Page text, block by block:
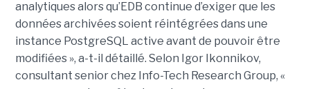
analytiques alors qu’EDB continue d’exiger que les
données archivées soient réintégrées dans une
instance PostgreSQL active avant de pouvoir être
modifiées », a-t-il détaillé. Selon Igor Ikonnikov,
consultant senior chez Info-Tech Research Group, «